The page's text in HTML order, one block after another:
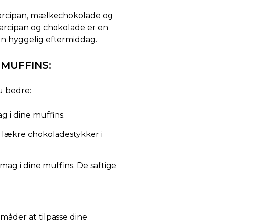
mælkechokolade og
og chokolade er en
hyggelig eftermiddag.
bedre:
i dine muffins.
chokoladestykker i
i dine muffins. De saftige
at tilpasse dine